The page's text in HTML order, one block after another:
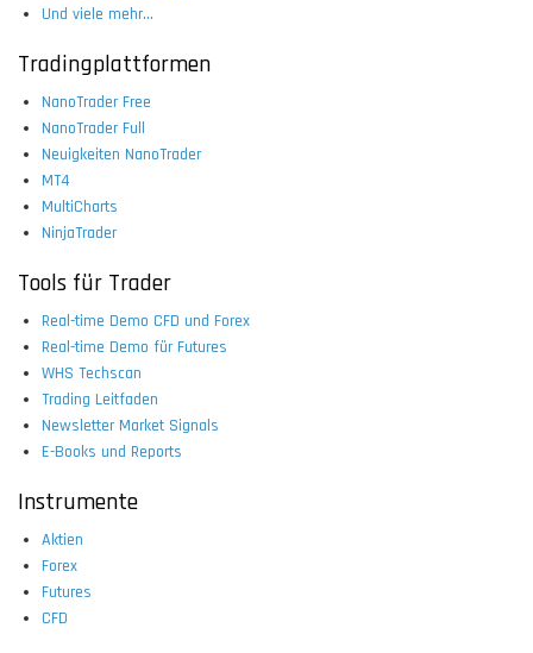
Und viele mehr...
Tradingplattformen
NanoTrader Free
NanoTrader Full
Neuigkeiten NanoTrader
MT4
MultiCharts
NinjaTrader
Tools für Trader
Real-time Demo CFD und Forex
Real-time Demo für Futures
WHS Techscan
Trading Leitfaden
Newsletter Market Signals
E-Books und Reports
Instrumente
Aktien
Forex
Futures
CFD